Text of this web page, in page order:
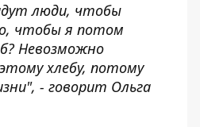
люди, чтобы
чтобы я потом
Невозможно
хлебу, потому
- говорит Ольга